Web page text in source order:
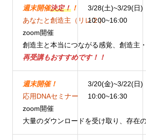
週末開催決定！ ！
あなたと創造主（リレ２）
zoom開催
創造主と本当につながる感覚、創造主
再受講もおすすめです！！
3/28(土)~3/29(日)
10:00~16:00
週末開催！
応用DNAセミナー
zoom開催
大量のダウンロードを受け取り、存在
3/20(金)~3/22(日)
10:00~16:30